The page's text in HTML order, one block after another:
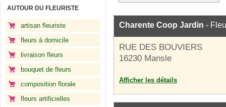
AUTOUR DU FLEURISTE
artisan fleuriste
fleurs à domicile
livraison fleurs
bouquet de fleurs
composition florale
fleurs artificielles
Charente Coop Jardin -
RUE DES BOUVIERS
16230 Mansle
Afficher les détails